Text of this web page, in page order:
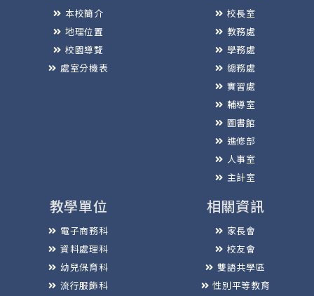
本校簡介
地理位置
校園導覽
處室分機表
校長室
教務處
學務處
總務處
實習處
輔導室
圖書館
進修部
人事室
主計室
教學單位
電子商務科
資料處理科
幼兒保育科
流行服飾科
相關資訊
家長會
校友會
雙語共學區
性別平等教育